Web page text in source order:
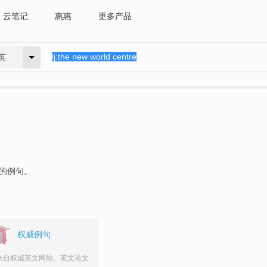
云笔记 惠惠 更多产品
例句。
权威例句
自权威英文网站、英文论文